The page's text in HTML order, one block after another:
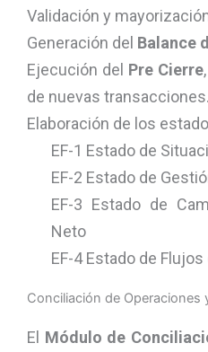
Validación y
Generación del Balance
Ejecución del Pre Cierre
de nuevas transacciones.
Elaboración de los
EF-1 Estado de
EF-2 Estado de
EF-3 Estado de
Neto
EF-4 Estado de
Conciliación de Operaciones
El Módulo de